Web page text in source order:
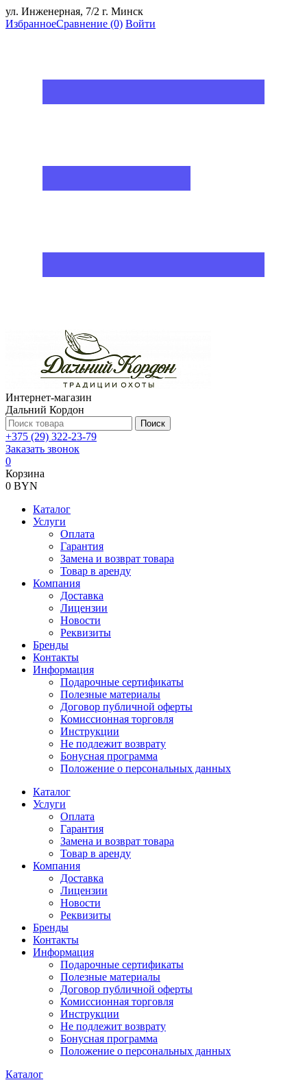
ул. Инженерная, 7/2 г. Минск
ИзбранноеСравнение (0) Войти
Интернет-магазин
Дальний Кордон
Поиск
+375 (29) 322-23-79
Заказать звонок
0
Корзина
0 BYN
Каталог
Услуги
Оплата
Гарантия
Замена и возврат товара
Товар в аренду
Компания
Доставка
Лицензии
Новости
Реквизиты
Бренды
Контакты
Информация
Подарочные сертификаты
Полезные материалы
Договор публичной оферты
Комиссионная торговля
Инструкции
Не подлежит возврату
Бонусная программа
Положение о персональных данных
Каталог
Услуги
Оплата
Гарантия
Замена и возврат товара
Товар в аренду
Компания
Доставка
Лицензии
Новости
Реквизиты
Бренды
Контакты
Информация
Подарочные сертификаты
Полезные материалы
Договор публичной оферты
Комиссионная торговля
Инструкции
Не подлежит возврату
Бонусная программа
Положение о персональных данных
Каталог